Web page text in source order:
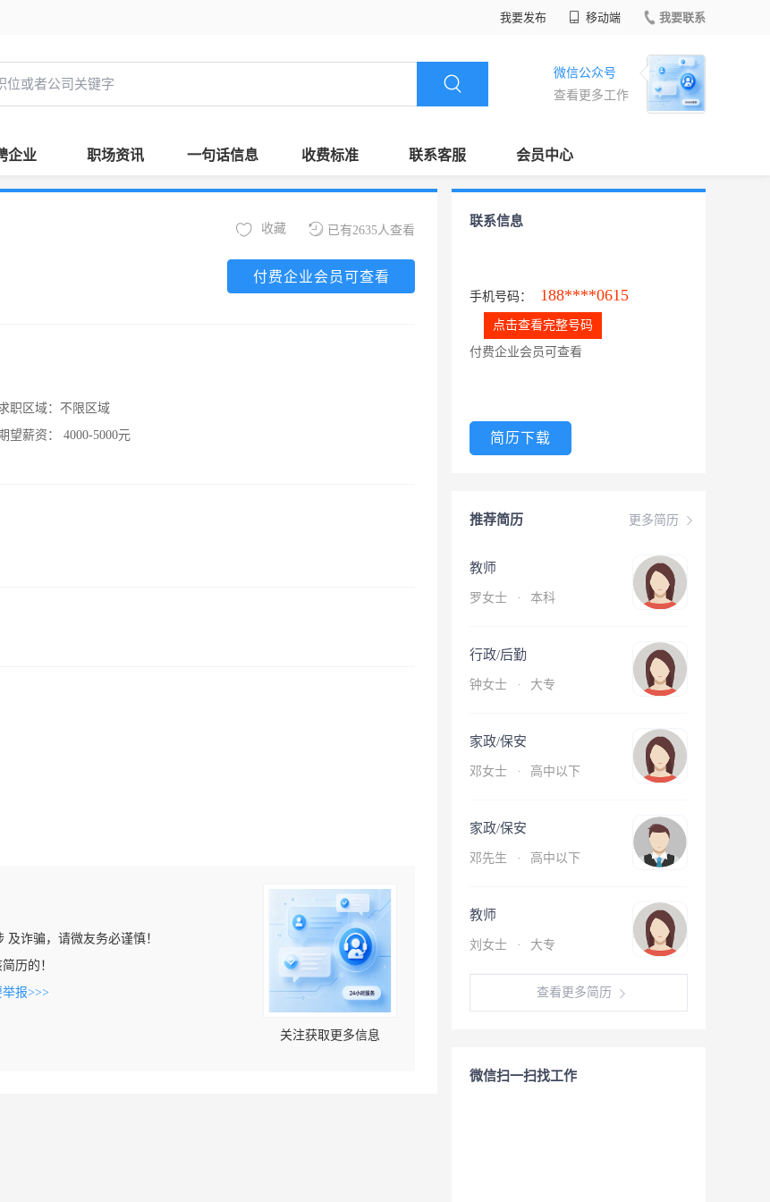
我要发布 移动端 我要联系
微信公众号
查看更多工作
企业 职场资讯 一句话信息 收费标准 联系客服 会员中心
已有2635人查看
收藏
付费企业会员可查看
职区域： 不限区域
望薪资：
4000-5000元
诈骗，请微友务必谨慎！
历的！
报>>>
关注获取更多信息
联系信息
手机号码： 188****0615
点击查看完整号码
付费企业会员可查看
简历下载
更多简历
推荐简历
教师
罗女士 · 本科
行政/后勤
钟女士 · 大专
家政/保安
邓女士 · 高中以下
家政/保安
邓先生 · 高中以下
教师
刘女士 · 大专
查看更多简历
微信扫一扫找工作